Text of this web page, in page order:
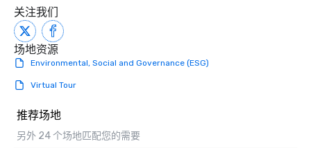
关注我们
场地资源
Environmental, Social and Governance (ESG)
Virtual Tour
推荐场地
另外 24 个场地匹配您的需要